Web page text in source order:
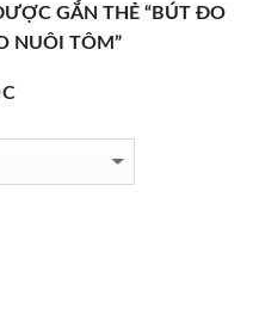
GẮN THẺ “BÚT ĐO
NUÔI TÔM”